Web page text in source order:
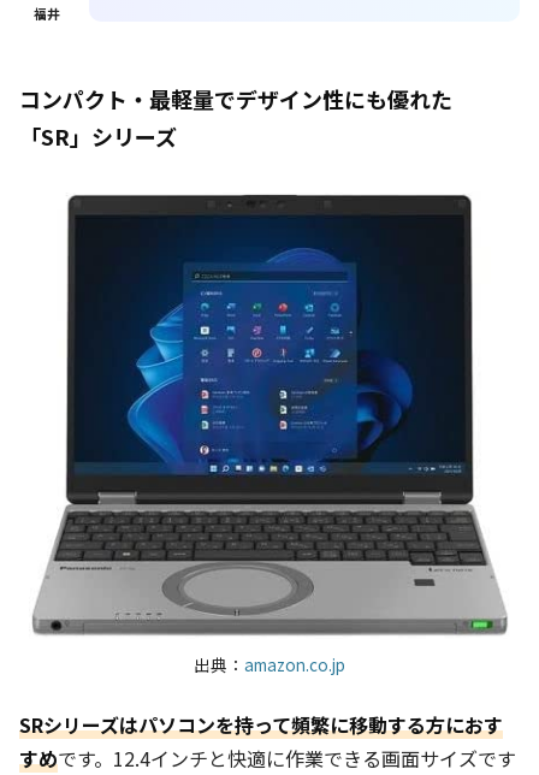
福井
コンパクト・最軽量でデザイン性にも優れた
「SR」シリーズ
出典： amazon.co.jp
SRシリーズはパソコンを持って頻繁に移動する方におす
すめです。12.4インチと快適に作業できる画面サイズです